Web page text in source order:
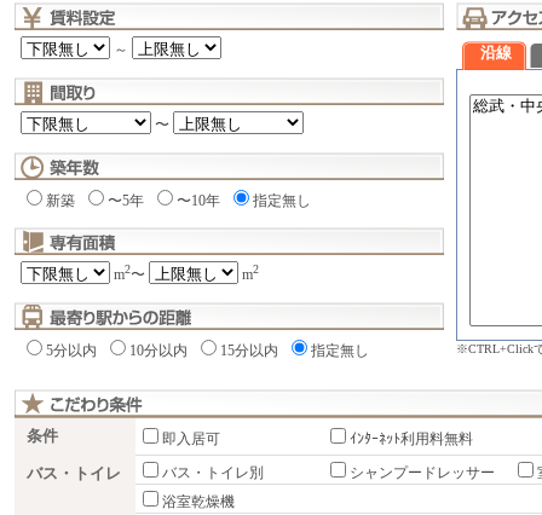
～
〜
新築 〜5年 〜10年 指定無し
m2〜 m2
5分以内 10分以内 15分以内 指定無し
沿線
※CTRL+Click
条件 即入居可 ｲﾝﾀｰﾈｯﾄ利用料無料
バス・トイレ バス・トイレ別 シャンプードレッサー
浴室乾燥機